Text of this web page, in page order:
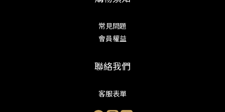
常見問題
會員權益
聯絡我們
客服表單